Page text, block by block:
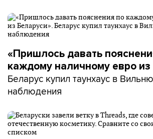
«Пришлось давать
каждому наличному евро из
Беларус купил таунхаус в
наблюдения